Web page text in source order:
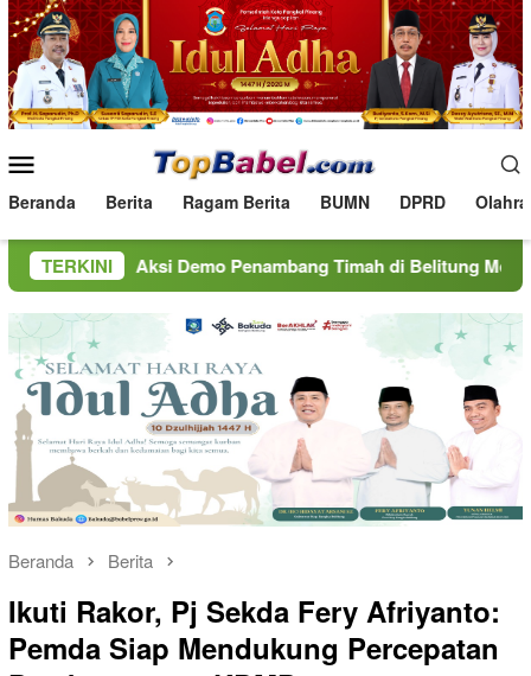
Loncat
ke
konten
Mobile
Beranda Berita Ragam Berita BUMN DPRD
TERKINI
Aksi Demo Penambang Timah di Belitung Mengemuka,
Beranda Berita
Ikuti Rakor, Pj Sekda Fery Afriyanto:
Pemda Siap Mendukung Percepatan